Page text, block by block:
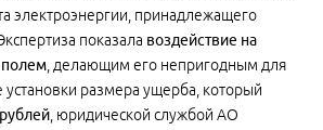
электроэнергии, принадлежащего
показала воздействие на
полем , делающим его непригодным для
установки размера ущерба, который
, юридической службой АО